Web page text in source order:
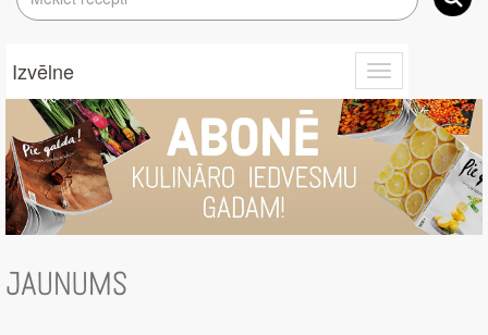
Toggle
navigation
Izvēlne
JAUNUMS